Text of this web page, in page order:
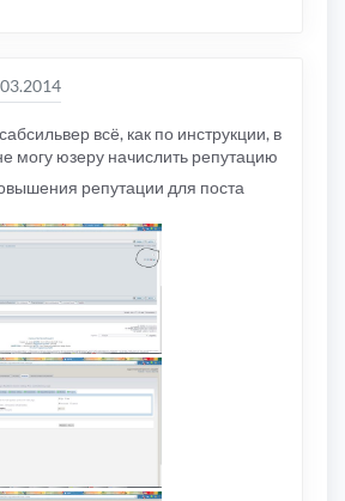
всё, как по инструкции, в
могу юзеру начислить репутацию
репутации для поста